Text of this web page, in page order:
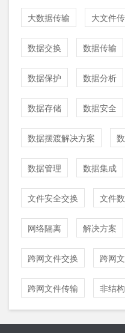
大数据传输 大文件
数据交换 数据传输
数据保护 数据分析
数据存储 数据安全
数据摆渡解决方案
数据管理 数据集成
文件安全交换 文件
网络隔离 解决方案
跨网文件交换 跨网
跨网文件传输 非结